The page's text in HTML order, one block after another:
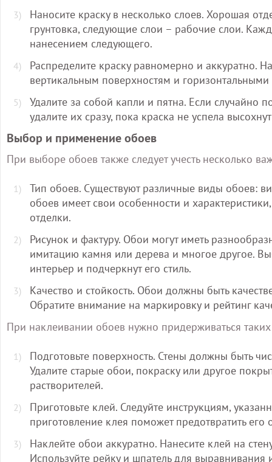
Наносите краску в несколько слоев. Хорошая
грунтовка, следующие слои – рабочие слои.
нанесением следующего.
Распределите краску равномерно и аккуратно.
вертикальным поверхностям и
Удалите за собой капли и пятна. Если случайно
удалите их сразу, пока краска не успела
Выбор и применение обоев
При выборе обоев также следует учесть несколько
Тип обоев. Существуют различные виды обоев:
обоев имеет свои особенности и
отделки.
Рисунок и фактуру. Обои могут иметь
имитацию камня или дерева и многое другое.
интерьер и подчеркнут его стиль.
Качество и стойкость. Обои должны быть
Обратите внимание на маркировку и рейтинг
При наклеивании обоев нужно придерживаться
Подготовьте поверхность. Стены должны быть
Удалите старые обои, покраску или другое
растворителей.
Приготовьте клей. Следуйте инструкциям,
приготовление клея поможет предотвратить его
Наклейте обои аккуратно. Нанесите клей на
Используйте рейку и шпатель для выравнивания